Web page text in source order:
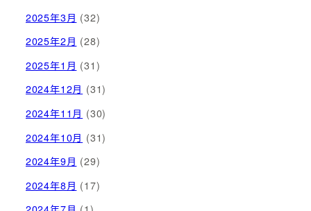
2025年3月 (32)
2025年2月 (28)
2025年1月 (31)
2024年12月 (31)
2024年11月 (30)
2024年10月 (31)
2024年9月 (29)
2024年8月 (17)